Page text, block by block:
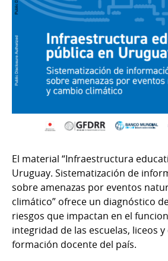
El material “Infraestructura
Uruguay. Sistematización de
sobre amenazas por eventos
climático” ofrece un diagnóstico
riesgos que impactan en el
integridad de las escuelas, liceos
formación docente del país.